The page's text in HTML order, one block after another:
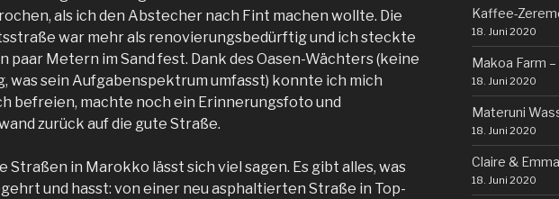
als ich den Abstecher nach Fint machen wollte. Die
war mehr als renovierungsbedürftig und ich steckte
paar Metern im Sand fest. Dank des Oasen-Wächters (keine
was sein Aufgabenspektrum umfasst) konnte ich mich
befreien, machte noch ein Erinnerungsfoto und
zurück auf die gute Straße.
Straßen in Marokko lässt sich viel sagen. Es gibt alles, was
und hasst: von einer neu asphaltierten Straße in Top-
Kaffee-
18. Juni 2020
Makoa Farm
18. Juni 2020
Materuni
18. Juni 2020
Claire &
18. Juni 2020